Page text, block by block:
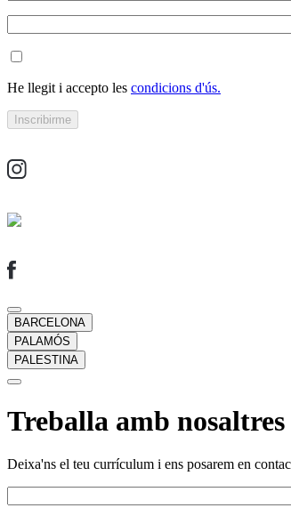
He llegit i accepto les condicions d'ús.
BARCELONA
PALAMÓS
PALESTINA
Treballa amb nosaltres
Deixa'ns el teu currículum i ens posarem en